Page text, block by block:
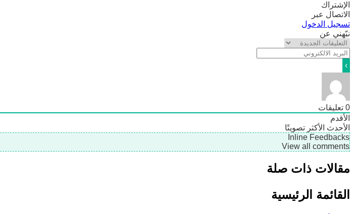
الإشتراك
الاتصال عبر
تسجيل الدخول
نبّهني عن
0 تعليقات
الأقدم
الأحدث الأكثر تصويتًا
Inline Feedbacks
View all comments
مقالات ذات صلة
القائمة الرئيسية